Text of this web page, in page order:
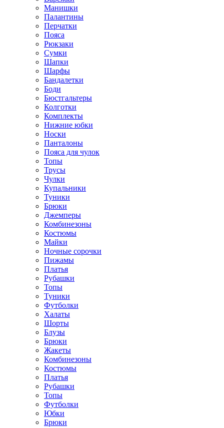
Манишки
Палантины
Перчатки
Пояса
Рюкзаки
Сумки
Шапки
Шарфы
Бандалетки
Боди
Бюстгальтеры
Колготки
Комплекты
Нижние юбки
Носки
Панталоны
Поясa для чулок
Топы
Трусы
Чулки
Купальники
Туники
Брюки
Джемперы
Комбинезоны
Костюмы
Майки
Ночные сорочки
Пижамы
Платья
Рубашки
Топы
Туники
Футболки
Халаты
Шорты
Блузы
Брюки
Жакеты
Комбинезоны
Костюмы
Платья
Рубашки
Топы
Футболки
Юбки
Брюки